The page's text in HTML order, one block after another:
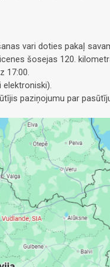
vari doties pakaļ
šosejas 120.
17:00.
elektroniski).
paziņojumu par